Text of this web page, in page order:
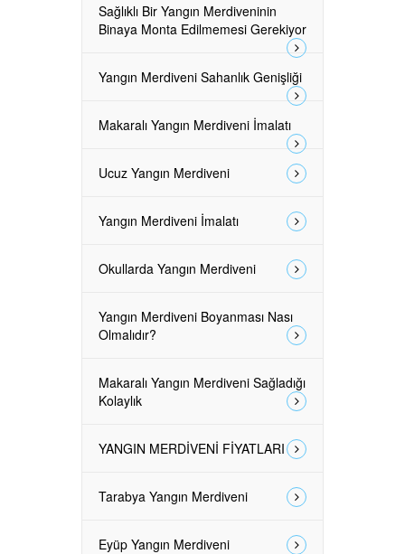
Sağlıklı Bir Yangın Merdiveninin
Binaya Monta Edilmemesi Gerekiyor
Yangın Merdiveni Sahanlık Genişliği
Makaralı Yangın Merdiveni İmalatı
Ucuz Yangın Merdiveni
Yangın Merdiveni İmalatı
Okullarda Yangın Merdiveni
Yangın Merdiveni Boyanması Nası
Olmalıdır?
Makaralı Yangın Merdiveni Sağladığı
Kolaylık
YANGIN MERDİVENİ FİYATLARI
Tarabya Yangın Merdiveni
Eyüp Yangın Merdiveni